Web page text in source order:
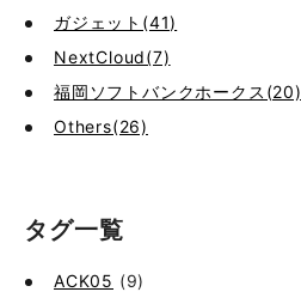
ガジェット(41)
NextCloud(7)
福岡ソフトバンクホークス(20)
Others(26)
タグ一覧
ACK05 (9)